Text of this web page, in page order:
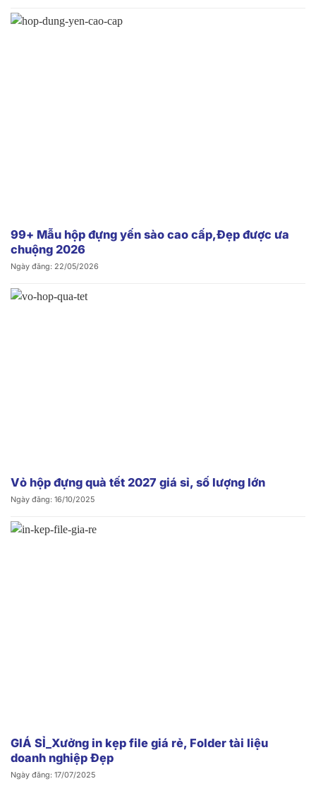
99+ Mẫu hộp đựng yến sào cao cấp,Đẹp được ưa
chuộng 2026
Ngày đăng: 22/05/2026
Vỏ hộp đựng quà tết 2027 giá sỉ, số lượng lớn
Ngày đăng: 16/10/2025
GIÁ SỈ_Xưởng in kẹp file giá rẻ, Folder tài liệu
doanh nghiệp Đẹp
Ngày đăng: 17/07/2025